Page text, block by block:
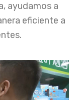
ayudamos a
eficiente a